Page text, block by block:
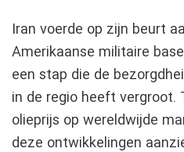
Iran voerde op zijn beurt
Amerikaanse militaire
een stap die de
in de regio heeft vergroot.
olieprijs op wereldwijde
deze ontwikkelingen